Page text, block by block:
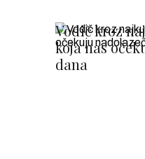
Vodič kroz
koja nas
dana